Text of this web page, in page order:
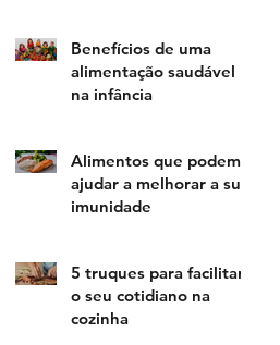
Benefícios de uma
alimentação saudável
na infância
Alimentos que podem
ajudar a melhorar a sua
imunidade
5 truques para facilitar
o seu cotidiano na
cozinha